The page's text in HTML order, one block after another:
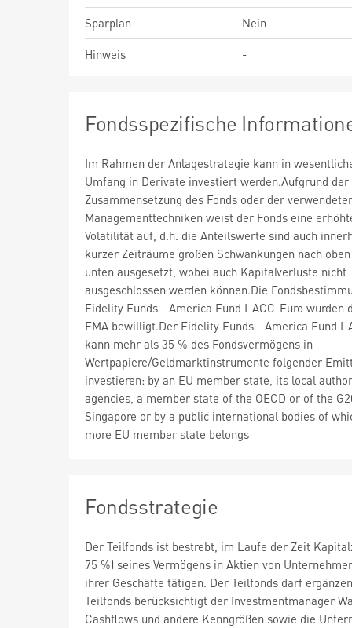
Sparplan
Nein
Hinweis
-
Fondsspezifische
Im Rahmen der Anlagestrategie kann in
Umfang in Derivate investiert werden.Aufgrund der
Zusammensetzung des Fonds oder der
Managementtechniken weist der Fonds eine
Volatilität auf, d.h. die Anteilswerte sind auch
kurzer Zeiträume großen Schwankungen nach
unten ausgesetzt, wobei auch Kapitalverluste nicht
ausgeschlossen werden können.Die
Fidelity Funds - America Fund I-ACC-Euro wurden
FMA bewilligt.Der Fidelity Funds - America Fund I-
kann mehr als 35 % des Fondsvermögens in
Wertpapiere/Geldmarktinstrumente folgender
investieren: by an EU member state, its local
agencies, a member state of the OECD or of the
Singapore or by a public international bodies of
more EU member state belongs
Fondsstrategie
Der Teilfonds ist bestrebt, im Laufe der Zeit
75 %) seines Vermögens in Aktien von
ihrer Geschäfte tätigen. Der Teilfonds darf
Teilfonds berücksichtigt der Investmentmanager
Cashflows und andere Kenngrößen sowie die